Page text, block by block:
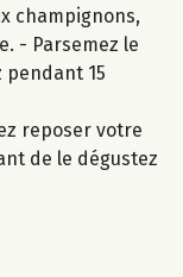
champignons,
- Parsemez le
15
reposer votre
de le dégustez